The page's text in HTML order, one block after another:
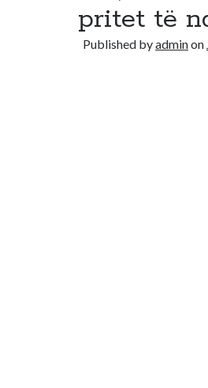
Recent Comments
No comments to show.pritet të
Published byadminon